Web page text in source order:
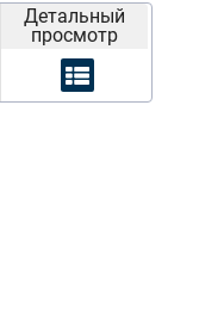
Детальный
просмотр